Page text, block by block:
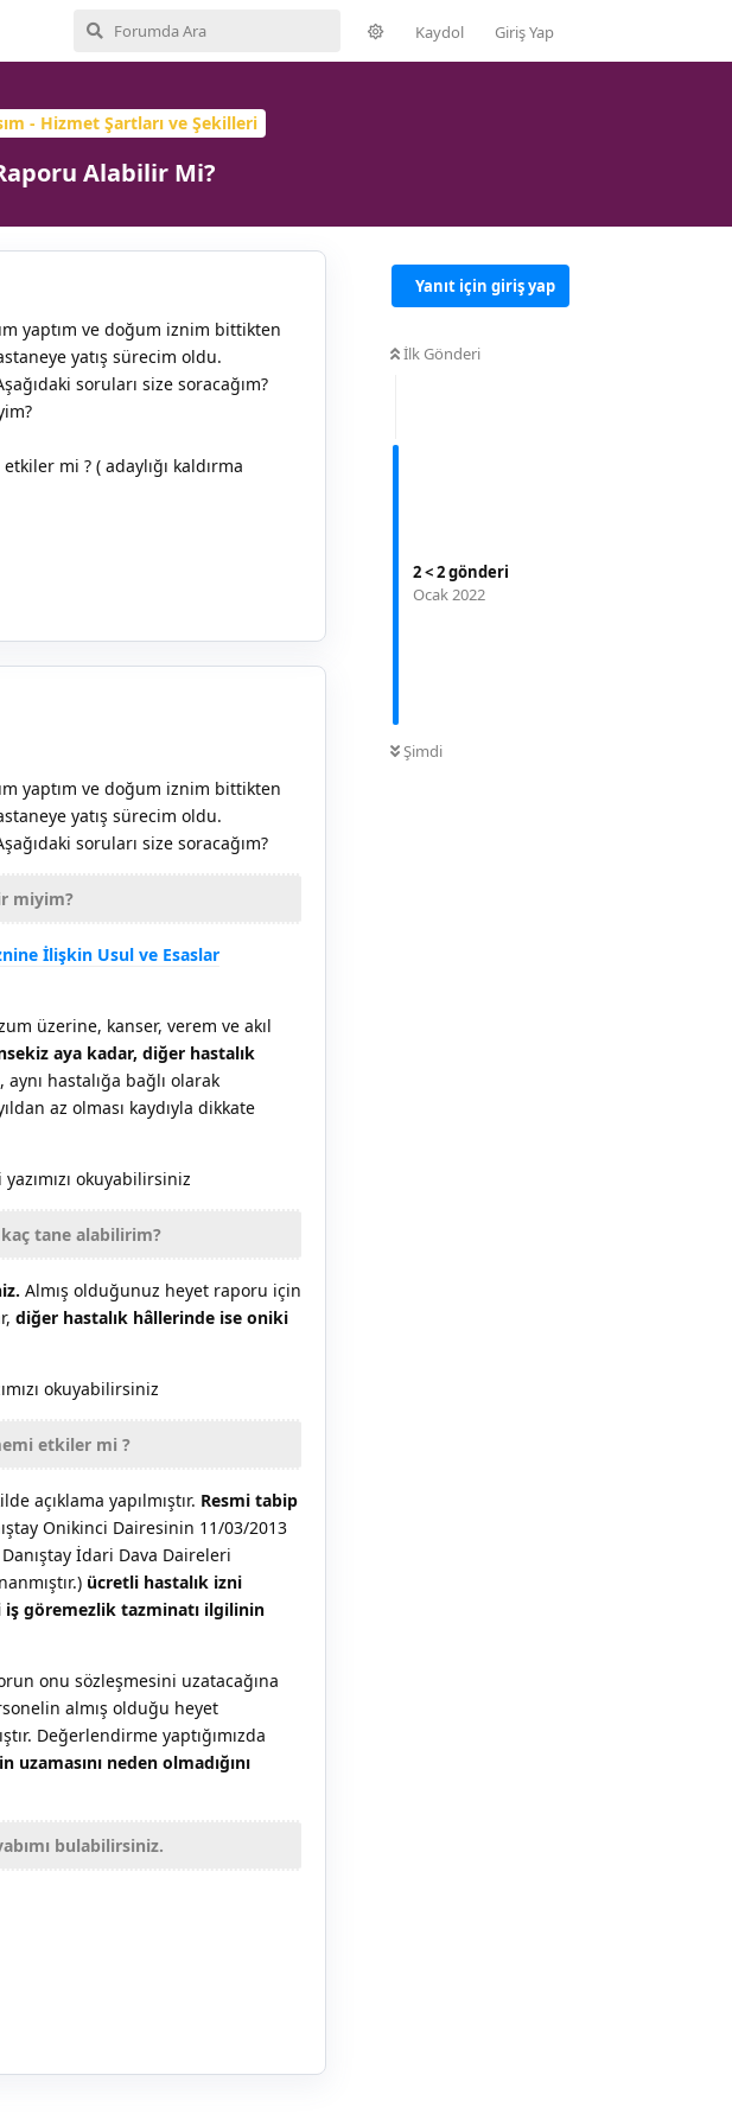
Kaydol Giriş Yap
- Hizmet Şartları ve Şekilleri
Alabilir Mi?
Yanıt için giriş yap
İlk Gönderi
2<2gönderi
Ocak 2022
Şimdi
yaptım ve doğum iznim bittikten
yatış sürecim oldu.
soruları size soracağım?
mi ? ( adaylığı kaldırma
yaptım ve doğum iznim bittikten
yatış sürecim oldu.
soruları size soracağım?
miyim?
İlişkin Usul ve Esaslar
üzerine, kanser, verem ve akıl
aya kadar, diğer hastalık
hastalığa bağlı olarak
az olması kaydıyla dikkate
okuyabilirsiniz
tane alabilirim?
Almış olduğunuz heyet raporu için
diğer hastalık hâllerinde ise oniki
okuyabilirsiniz
etkiler mi ?
açıklama yapılmıştır. Resmi tabip
Onikinci Dairesinin 11/03/2013
İdari Dava Daireleri
ücretli hastalık izni
iş göremezlik tazminatı ilgilinin
onu sözleşmesini uzatacağına
almış olduğu heyet
Değerlendirme yaptığımızda
neden olmadığını
bulabilirsiniz.